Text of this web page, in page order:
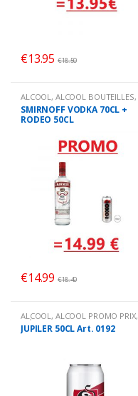
€13.95 €18.50
ALCOOL, ALCOOL BOUTEILLES,
ALCOOL PROMO PRIX,Promo
SMIRNOFF VODKA 70CL +
RODEO 50CL
€14.99 €18.40
ALCOOL , ALCOOL PROMO PRIX,
BIÈRES CANNETTES Promo
JUPILER 50CL Art. 0192